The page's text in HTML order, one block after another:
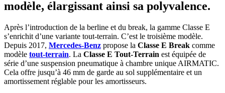
modèle, élargissant ainsi sa polyvalence.
Après l’introduction de la berline et du break, la gamme Classe E
s’enrichit d’une variante tout-terrain. C’est le troisième modèle.
Depuis 2017, Mercedes-Benz propose la Classe E Break comme
modèle tout-terrain. La Classe E Tout-Terrain est équipée de
série d’une suspension pneumatique à chambre unique AIRMATIC.
Cela offre jusqu’à 46 mm de garde au sol supplémentaire et un
amortissement réglable pour les amortisseurs.